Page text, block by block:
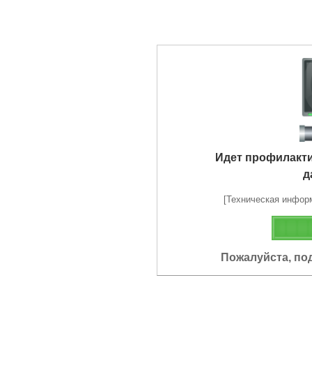
Идет
[Техническая
Пожалуйста,